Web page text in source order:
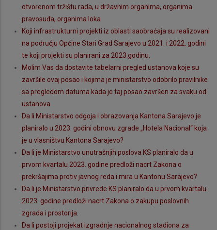
otvorenom tržištu rada, u državnim organima, organima
pravosuđa, organima loka
Koji infrastrukturni projekti iz oblasti saobraćaja su realizovani
na području Općine Stari Grad Sarajevo u 2021. i 2022. godini
te koji projekti su planirani za 2023.godinu.
Molim Vas da dostavite tabelarni pregled ustanova koje su
završile ovaj posao i kojima je ministarstvo odobrilo pravilnike
sa pregledom datuma kada je taj posao završen za svaku od
ustanova
Da li Ministarstvo odgoja i obrazovanja Kantona Sarajevo je
planiralo u 2023. godini obnovu zgrade „Hotela Nacional“ koja
je u vlasništvu Kantona Sarajevo?
Da li je Ministarstvo unutrašnjih poslova KS planiralo da u
prvom kvartalu 2023. godine predloži nacrt Zakona o
prekršajima protiv javnog reda i mira u Kantonu Sarajevo?
Da li je Ministarstvo privrede KS planiralo da u prvom kvartalu
2023. godine predloži nacrt Zakona o zakupu poslovnih
zgrada i prostorija.
Da li postoji projekat izgradnje nacionalnog stadiona za